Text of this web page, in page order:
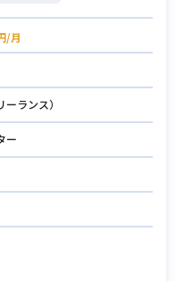
/月
ランス）
ー